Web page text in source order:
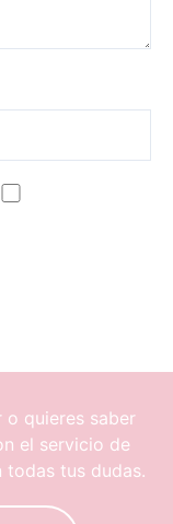
o quieres saber
el servicio de
todas tus dudas.